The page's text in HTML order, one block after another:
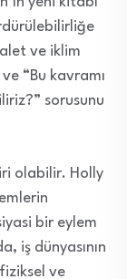
ve iklim
“Bu kavramı
sorusunu
olabilir. Holly
bir eylem
iş dünyasının
ve